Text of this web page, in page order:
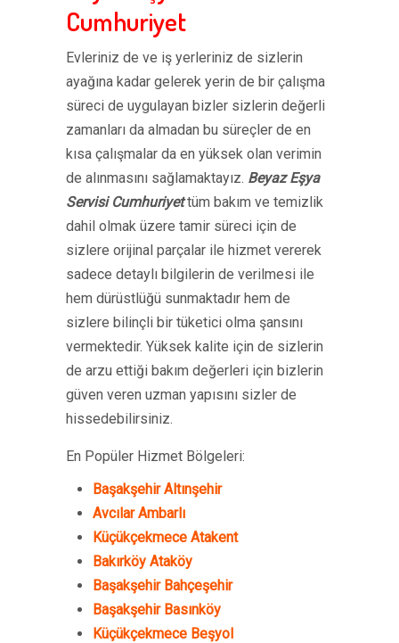
Cumhuriyet
Evleriniz de ve iş yerleriniz de sizlerin
ayağına kadar gelerek yerin de bir çalışma
süreci de uygulayan bizler sizlerin değerli
zamanları da almadan bu süreçler de en
kısa çalışmalar da en yüksek olan verimin
de alınmasını sağlamaktayız. Beyaz Eşya
Servisi Cumhuriyettüm bakım ve temizlik
dahil olmak üzere tamir süreci için de
sizlere orijinal parçalar ile hizmet vererek
sadece detaylı bilgilerin de verilmesi ile
hem dürüstlüğü sunmaktadır hem de
sizlere bilinçli bir tüketici olma şansını
vermektedir. Yüksek kalite için de sizlerin
de arzu ettiği bakım değerleri için bizlerin
güven veren uzman yapısını sizler de
hissedebilirsiniz.
En Popüler Hizmet Bölgeleri:
Başakşehir Altınşehir
Avcılar Ambarlı
Küçükçekmece Atakent
Bakırköy Ataköy
Başakşehir Bahçeşehir
Başakşehir Basınköy
Küçükçekmece Beşyol